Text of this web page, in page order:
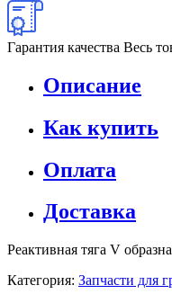
Гарантия качества Весь
Описание
Как купить
Оплата
Доставка
Реактивная тяга V
Категория: Запчасти для